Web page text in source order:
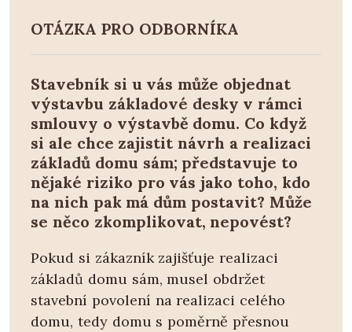
OTÁZKA PRO ODBORNÍKA
Stavebník si u vás může objednat
výstavbu základové desky v rámci
smlouvy o výstavbě domu. Co když
si ale chce zajistit návrh a realizaci
základů domu sám; představuje to
nějaké riziko pro vás jako toho, kdo
na nich pak má dům postavit? Může
se něco zkomplikovat, nepovést?
Pokud si zákazník zajišťuje realizaci
základů domu sám, musel obdržet
stavební povolení na realizaci celého
domu, tedy domu s poměrně přesnou